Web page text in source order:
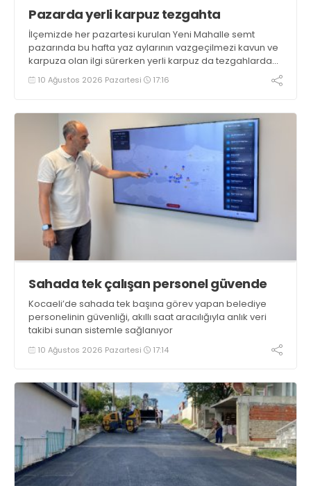
Pazarda yerli karpuz tezgahta
İlçemizde her pazartesi kurulan Yeni Mahalle semt
pazarında bu hafta yaz aylarının vazgeçilmezi kavun ve
karpuza olan ilgi sürerken yerli karpuz da tezgahlarda
yerini aldı
10 Ağustos 2026 Pazartesi 17:16
Sahada tek çalışan personel güvende
Kocaeli’de sahada tek başına görev yapan belediye
personelinin güvenliği, akıllı saat aracılığıyla anlık veri
takibi sunan sistemle sağlanıyor
10 Ağustos 2026 Pazartesi 17:14